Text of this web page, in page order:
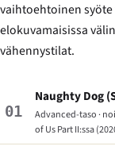
vaihtoehtoinen
elokuvamaisissa
vähennystilat.
01
Naughty Dog
Advanced-taso ·
of Us Part II:ssa